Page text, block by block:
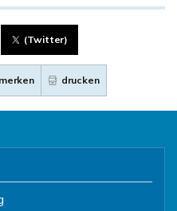
(Twitter)
merken drucken